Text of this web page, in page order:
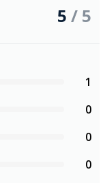
5 / 5
1
0
0
0